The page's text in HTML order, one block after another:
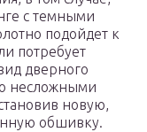
с темными
подойдет к
потребует
дверного
несложными
новую,
обшивку.